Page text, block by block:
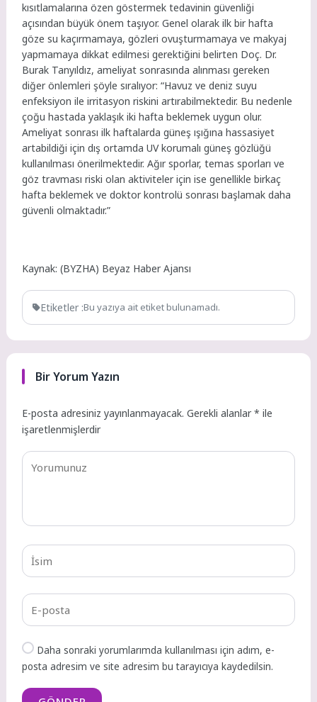
kısıtlamalarına özen göstermek tedavinin güvenliği
açısından büyük önem taşıyor. Genel olarak ilk bir hafta
göze su kaçırmamaya, gözleri ovuşturmamaya ve makyaj
yapmamaya dikkat edilmesi gerektiğini belirten Doç. Dr.
Burak Tanyıldız, ameliyat sonrasında alınması gereken
diğer önlemleri şöyle sıralıyor: “Havuz ve deniz suyu
enfeksiyon ile irritasyon riskini artırabilmektedir. Bu nedenle
çoğu hastada yaklaşık iki hafta beklemek uygun olur.
Ameliyat sonrası ilk haftalarda güneş ışığına hassasiyet
artabildiği için dış ortamda UV korumalı güneş gözlüğü
kullanılması önerilmektedir. Ağır sporlar, temas sporları ve
göz travması riski olan aktiviteler için ise genellikle birkaç
hafta beklemek ve doktor kontrolü sonrası başlamak daha
güvenli olmaktadır.”
Kaynak: (BYZHA) Beyaz Haber Ajansı
Etiketler :Bu yazıya ait etiket bulunamadı.
Bir Yorum Yazın
E-posta adresiniz yayınlanmayacak. Gerekli alanlar* ile
işaretlenmişlerdir
Daha sonraki yorumlarımda kullanılması için adım, e-
posta adresim ve site adresim bu tarayıcıya kaydedilsin.